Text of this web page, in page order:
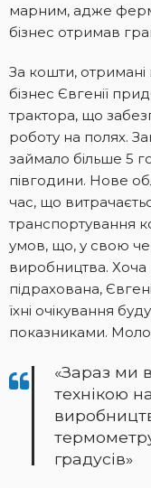
марним, адже
бізнес отримав
За кошти,
бізнес Євгенії
трактора, що
роботу на полях.
займало більше 5
півгодини. Нове
час, що
транспортування
умов, що, у свою
виробництва.
підрахована,
їхні очікування
показниками.
«Зараз ми
технікою
градусів»